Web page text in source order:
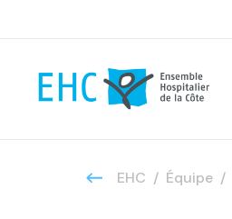
EHC Équipe